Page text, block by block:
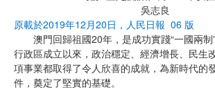
吳志良
原載於2019年12月20日，人民日報 06 版
澳門回歸祖國20年，是成功實踐“一國兩制
行政區成立以來，政治穩定、經濟增長、民生
項事業都取得了令人欣喜的成就，為新時代的
件，奠定了堅實的基礎。